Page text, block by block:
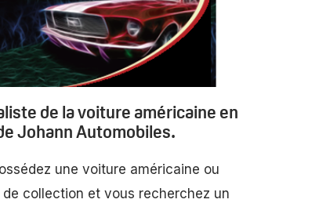
de la voiture américaine en
Johann Automobiles.
une voiture américaine ou
collection et vous recherchez un